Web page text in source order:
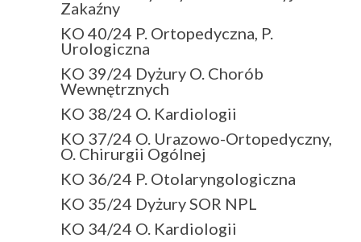
Zakaźny
KO 40/24 P. Ortopedyczna, P.
Urologiczna
KO 39/24 Dyżury O. Chorób
Wewnętrznych
KO 38/24 O. Kardiologii
KO 37/24 O. Urazowo-Ortopedyczny,
O. Chirurgii Ogólnej
KO 36/24 P. Otolaryngologiczna
KO 35/24 Dyżury SOR NPL
KO 34/24 O. Kardiologii